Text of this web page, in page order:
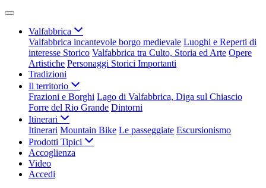
Valfabbrica
Valfabbrica incantevole borgo medievale Luoghi e Reperti di
interesse Storico Valfabbrica tra Culto, Storia ed Arte Opere
Artistiche Personaggi Storici Importanti
Tradizioni
Il territorio
Frazioni e Borghi Lago di Valfabbrica, Diga sul Chiascio
Forre del Rio Grande Dintorni
Itinerari
Itinerari Mountain Bike Le passeggiate Escursionismo
Prodotti Tipici
Accoglienza
Video
Accedi